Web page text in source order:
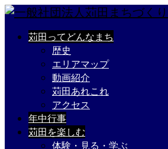
苅田ってどんなまち
歴史
エリアマップ
動画紹介
苅田あれこれ
アクセス
年中行事
苅田を楽しむ
体験・見る・学ぶ